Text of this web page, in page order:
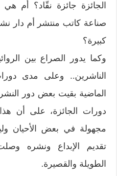
الجائزة جائزة نقّاد؟ أم
صناعة كاتب منتشر أم دار
كبيرة؟
وكما يدور الصراع بين
الناشرين.. وعلى مدى
الماضية بقيت بعض دور
دورات الجائزة، على أن
مجهولة في بعض الأحيان
تقديم الإبداع ونشره
الطويلة والقصيرة.